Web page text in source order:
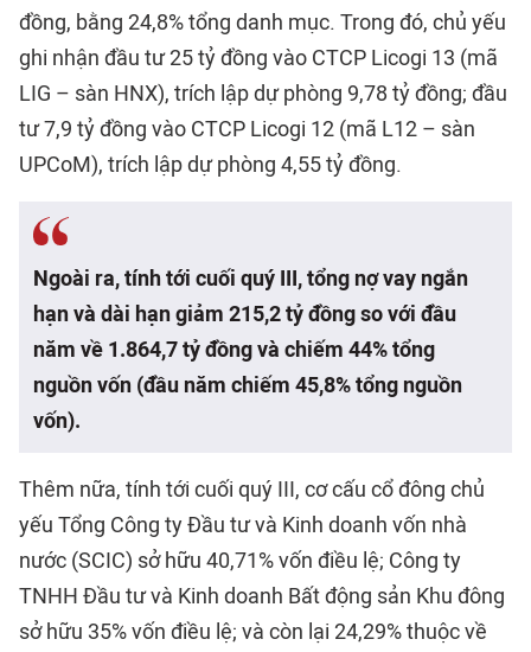
đồng, bằng 24,8% tổng danh mục. Trong đó, chủ yếu
ghi nhận đầu tư 25 tỷ đồng vào CTCP Licogi 13 (mã
LIG – sàn HNX), trích lập dự phòng 9,78 tỷ đồng; đầu
tư 7,9 tỷ đồng vào CTCP Licogi 12 (mã L12 – sàn
UPCoM), trích lập dự phòng 4,55 tỷ đồng.
Ngoài ra, tính tới cuối quý III, tổng nợ vay ngắn
hạn và dài hạn giảm 215,2 tỷ đồng so với đầu
năm về 1.864,7 tỷ đồng và chiếm 44% tổng
nguồn vốn (đầu năm chiếm 45,8% tổng nguồn
vốn).
Thêm nữa, tính tới cuối quý III, cơ cấu cổ đông chủ
yếu Tổng Công ty Đầu tư và Kinh doanh vốn nhà
nước (SCIC) sở hữu 40,71% vốn điều lệ; Công ty
TNHH Đầu tư và Kinh doanh Bất động sản Khu đông
sở hữu 35% vốn điều lệ; và còn lại 24,29% thuộc về